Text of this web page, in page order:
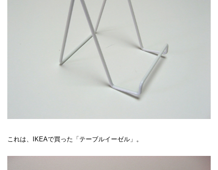
これは、IKEAで買った「テーブルイーゼル」。